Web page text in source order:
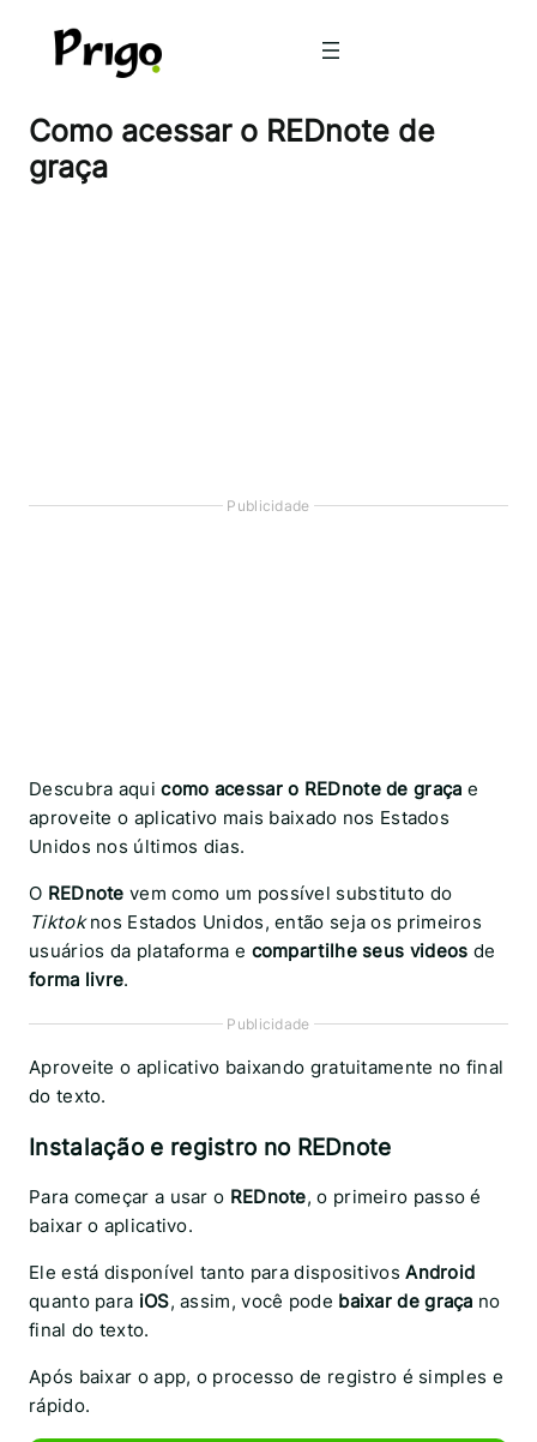
Como acessar o REDnote de
graça
Publicidade
Descubra aquicomo acessar o REDnote de graça e
aproveite o aplicativo mais baixado nos Estados
Unidos nos últimos dias.
O REDnote vem como um possível substituto do
Tiktoknos Estados Unidos, então seja os primeiros
usuários da plataforma e compartilhe seus videos de
forma livre.
Publicidade
Aproveite o aplicativo baixando gratuitamente no final
do texto.
Instalação e registro no REDnote
Para começar a usar o REDnote, o primeiro passo é
baixar o aplicativo.
Ele está disponível tanto para dispositivosAndroid
quanto para iOS, assim, você pode baixar de graça no
final do texto.
Após baixar o app, o processo de registro é simples e
rápido.